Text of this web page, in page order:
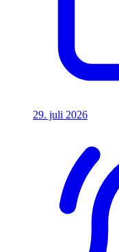
29. juli 2026